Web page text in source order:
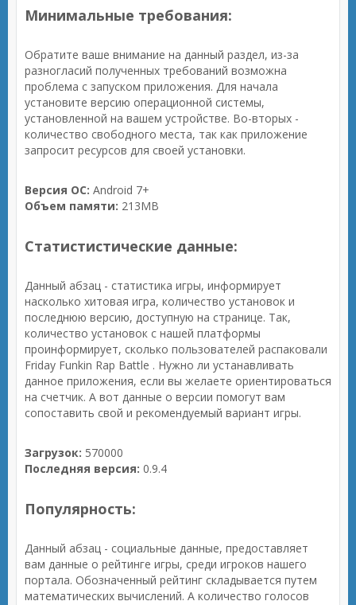
Минимальные требования:
Обратите ваше внимание на данный раздел, из-за
разногласий полученных требований возможна
проблема с запуском приложения. Для начала
установите версию операционной системы,
установленной на вашем устройстве. Во-вторых -
количество свободного места, так как приложение
запросит ресурсов для своей установки.
Версия ОС: Android 7+
Объем памяти: 213MB
Статистистические данные:
Данный абзац - статистика игры, информирует
насколько хитовая игра, количество установок и
последнюю версию, доступную на странице. Так,
количество установок с нашей платформы
проинформирует, сколько пользователей распаковали
Friday Funkin Rap Battle . Нужно ли устанавливать
данное приложения, если вы желаете ориентироваться
на счетчик. А вот данные о версии помогут вам
сопоставить свой и рекомендуемый вариант игры.
Загрузок: 570000
Последняя версия: 0.9.4
Популярность:
Данный абзац - социальные данные, предоставляет
вам данные о рейтинге игры, среди игроков нашего
портала. Обозначенный рейтинг складывается путем
математических вычислений. А количество голосов